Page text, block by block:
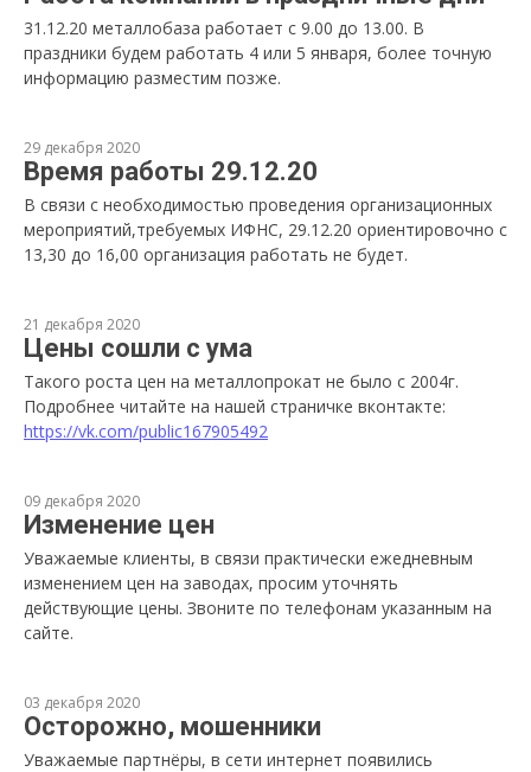
31.12.20 металлобаза работает с 9.00 до 13.00. В
праздники будем работать 4 или 5 января, более точную
информацию разместим позже.
29 декабря 2020
Время работы 29.12.20
В связи с необходимостью проведения организационных
мероприятий,требуемых ИФНС, 29.12.20 ориентировочно с
13,30 до 16,00 организация работать не будет.
21 декабря 2020
Цены сошли с ума
Такого роста цен на металлопрокат не было с 2004г.
Подробнее читайте на нашей страничке вконтакте:
https://vk.com/public167905492
09 декабря 2020
Изменение цен
Уважаемые клиенты, в связи практически ежедневным
изменением цен на заводах, просим уточнять
действующие цены. Звоните по телефонам указанным на
сайте.
03 декабря 2020
Осторожно, мошенники
Уважаемые партнёры, в сети интернет появились